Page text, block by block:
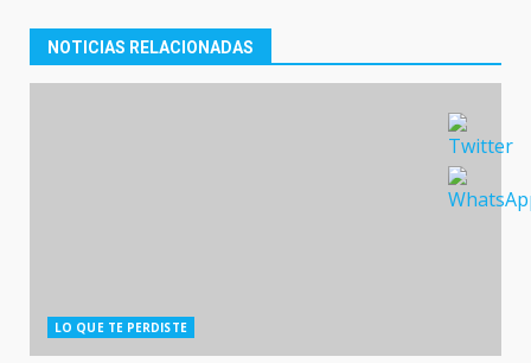
NOTICIAS RELACIONADAS
LO QUE TE PERDISTE